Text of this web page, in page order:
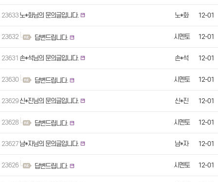
23633 노*화님의 문의글입니다. 노*화 12-01
23632 답변드립니다. 시멘토 12-01
23631 손*석님의 문의글입니다. 손*석 12-01
23630 답변드립니다. 시멘토 12-01
23629 신*진님의 문의글입니다. 신*진 12-01
23628 답변드립니다. 시멘토 12-01
23627 남*자님의 문의글입니다. 남*자 12-01
23626 답변드립니다. 시멘토 12-01